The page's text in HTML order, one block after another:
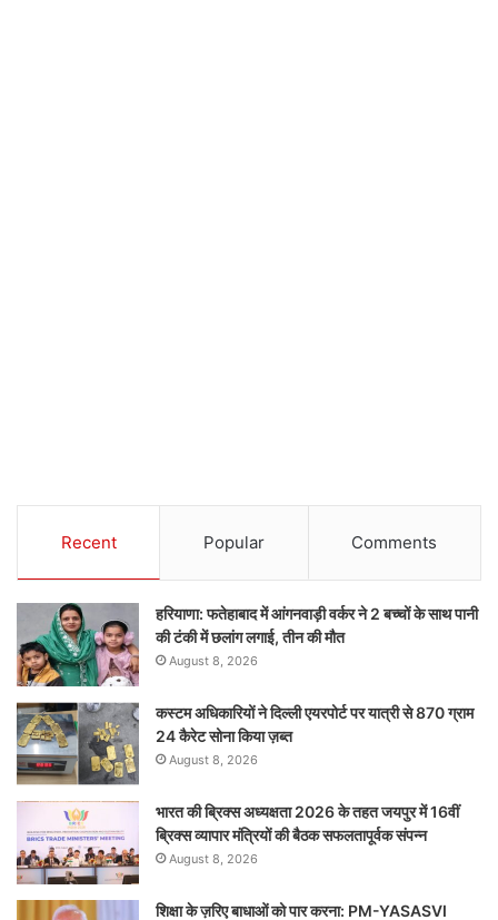
Recent Popular Comments
हरियाणा: फतेहाबाद में आंगनवाड़ी वर्कर ने 2 बच्चों के साथ पानी
की टंकी में छलांग लगाई, तीन की मौत
August 8, 2026
कस्टम अधिकारियों ने दिल्ली एयरपोर्ट पर यात्री से 870 ग्राम
24 कैरेट सोना किया ज़ब्त
August 8, 2026
भारत की ब्रिक्‍स अध्यक्षता 2026 के तहत जयपुर में 16वीं
ब्रिक्‍स व्यापार मंत्रियों की बैठक सफलतापूर्वक संपन्न
August 8, 2026
शिक्षा के ज़रिए बाधाओं को पार करना: PM-YASASVI